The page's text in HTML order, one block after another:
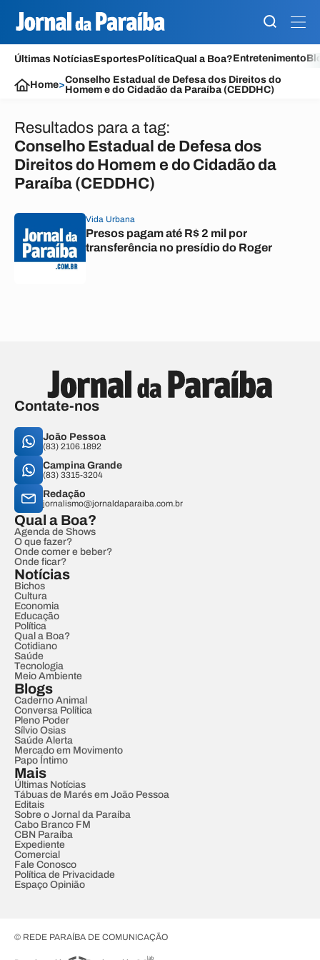
Últimas NotíciasEsportesPolíticaQual a Boa?Entretenimento
Home>Conselho Estadual de Defesa dos Direitos do
Homem e do Cidadão da Paraíba (CEDDHC)
Resultados para a tag:
Conselho Estadual de Defesa dos
Direitos do Homem e do Cidadão da
Paraíba (CEDDHC)
Vida Urbana
Presos pagam até R$ 2 mil por
transferência no presídio do Roger
Contate-nos
João Pessoa
(83) 2106.1892
Campina Grande
(83) 3315-3204
Redação
jornalismo@jornaldaparaiba.com.br
Qual a Boa?
Agenda de Shows
O que fazer?
Onde comer e beber?
Onde ficar?
Notícias
Bichos
Cultura
Economia
Educação
Política
Qual a Boa?
Cotidiano
Saúde
Tecnologia
Meio Ambiente
Blogs
Caderno Animal
Conversa Política
Pleno Poder
Sílvio Osias
Saúde Alerta
Mercado em Movimento
Papo Íntimo
Mais
Últimas Notícias
Tábuas de Marés em João Pessoa
Editais
Sobre o Jornal da Paraíba
Cabo Branco FM
CBN Paraíba
Expediente
Comercial
Fale Conosco
Política de Privacidade
Espaço Opinião
© REDE PARAÍBA DE COMUNICAÇÃO